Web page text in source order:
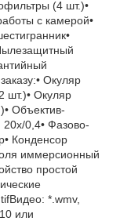
(4 шт.)•
с камерой•
Окуляр
шт.)• Окуляр
Объектив-
20х/0,4• Фазово-
Конденсор
иммерсионный
простой
*.wmv,
или